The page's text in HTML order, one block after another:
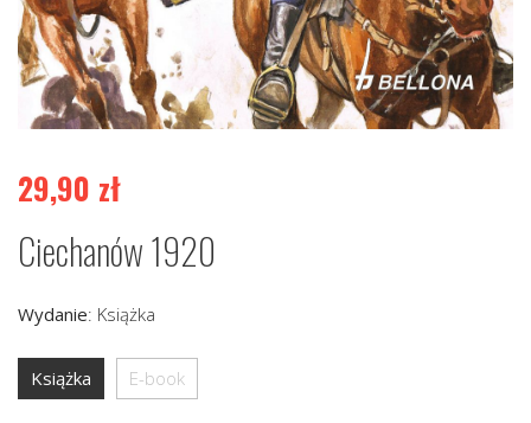
29,90 zł
Ciechanów 1920
Wydanie: Książka
Książka E-book